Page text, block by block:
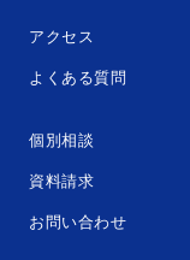
アクセス
よくある質問
個別相談
資料請求
お問い合わせ